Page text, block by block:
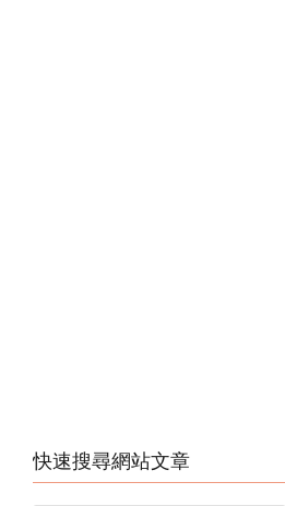
快速搜尋網站文章